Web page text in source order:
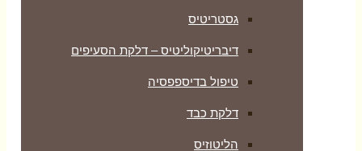
גסטריטיס
דיבריטיקוליטיס – דלקת הסעיפים
טיפול בדיספפסיה
דלקת כבד
הליטוזיס